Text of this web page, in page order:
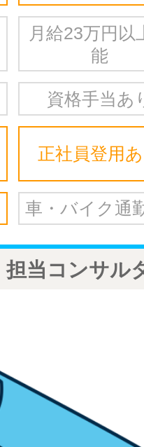
月給23万円以
能
資格手当あ
正社員登用
車・バイク通
担当コンサル